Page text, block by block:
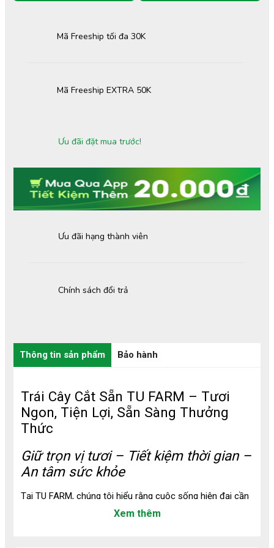
Mã Freeship EXTRA 50K
Mã Freeship tối đa 30K
Ưu đãi đặt mua trước!
Chính sách đổi trả
Ưu đãi hạng thành viên
Thông tin sản phẩm Bảo hành
Trái Cây Cắt Sẵn TU FARM – Tươi
Ngon, Tiện Lợi, Sẵn Sàng Thưởng
Thức
Giữ trọn vị tươi – Tiết kiệm thời gian –
An tâm sức khỏe
Tại TU FARM, chúng tôi hiểu rằng cuộc sống hiện đại cần
những lựa chọn vừa ngon miệng, lành mạnh, lại tiện lợi. Đó
là lý do dòng sản phẩm Trái Cây Cắt Sẵn TU FARM ra đời
Xem thêm